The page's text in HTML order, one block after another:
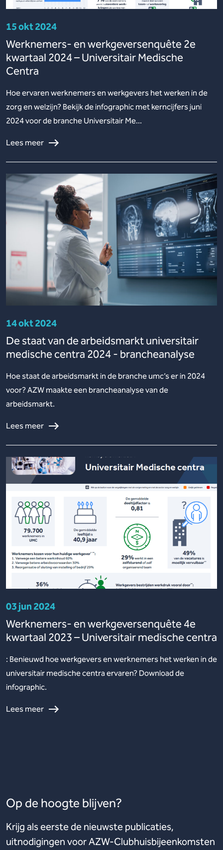
15 okt 2024
Werknemers- en werkgeversenquête 2e
kwartaal 2024 – Universitair Medische
Centra
Hoe ervaren werknemers en werkgevers het werken in de
zorg en welzijn? Bekijk de infographic met kerncijfers juni
2024 voor de branche Universitair Me...
Lees meer
14 okt 2024
De staat van de arbeidsmarkt universitair
medische centra 2024 - brancheanalyse
Hoe staat de arbeidsmarkt in de branche umc’s er in 2024
voor? AZW maakte een brancheanalyse van de
arbeidsmarkt.
Lees meer
03 jun 2024
Werknemers- en werkgeversenquête 4e
kwartaal 2023 – Universitair medische centra
: Benieuwd hoe werkgevers en werknemers het werken in de
universitair medische centra ervaren? Download de
infographic.
Lees meer
Op de hoogte blijven?
Krijg als eerste de nieuwste publicaties,
uitnodigingen voor AZW-Clubhuisbijeenkomsten